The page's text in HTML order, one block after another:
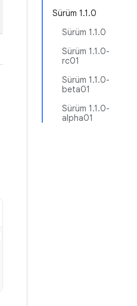
Sürüm 1.1.0
Sürüm 1.1.0
Sürüm 1.1.0-
rc01
Sürüm 1.1.0-
beta01
Sürüm 1.1.0-
alpha01